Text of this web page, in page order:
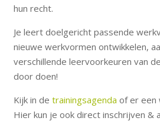
hun recht.
Je leert doelgericht passende
nieuwe werkvormen ontwikkelen,
verschillende leervoorkeuren van
door doen!
Kijk in de trainingsagenda of er een
Hier kun je ook direct inschrijven &